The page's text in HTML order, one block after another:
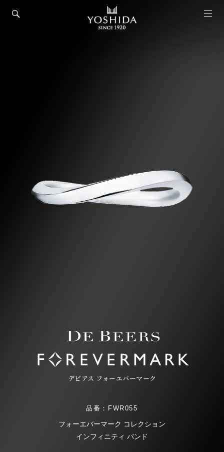
デビアス フォーエバーマーク
品番：FWR055
フォーエバーマーク コレクション
インフィニティ バンド